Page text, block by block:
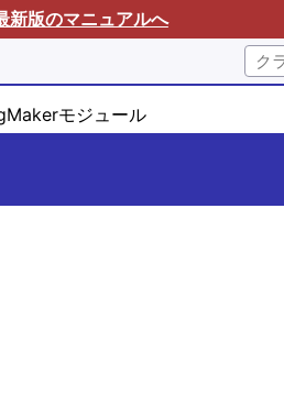
新版のマニュアルへ
モジュール